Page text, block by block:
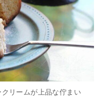
リームが上品な佇まい